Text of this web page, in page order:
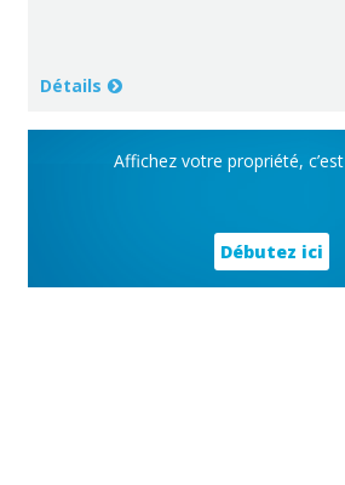
Détails
Affichez votre propriété, c’est
Débutez ici